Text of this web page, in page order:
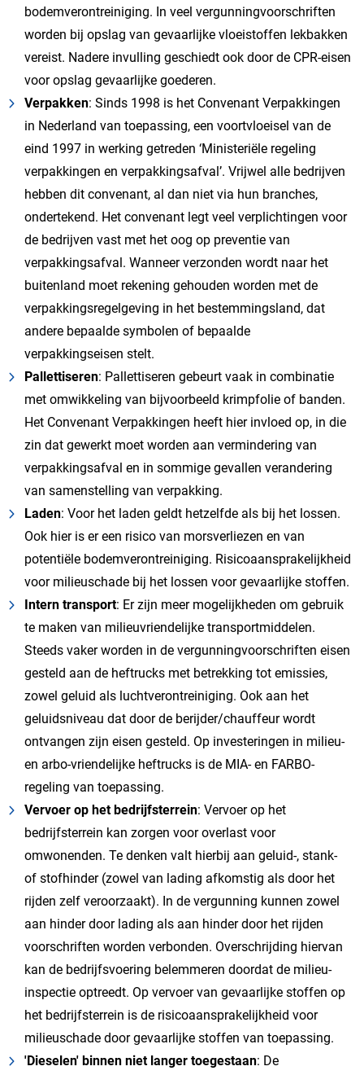
bodemverontreiniging. In veel vergunningvoorschriften
worden bij opslag van gevaarlijke vloeistoffen lekbakken
vereist. Nadere invulling geschiedt ook door de CPR-eisen
voor opslag gevaarlijke goederen.
Verpakken: Sinds 1998 is het Convenant Verpakkingen
in Nederland van toepassing, een voortvloeisel van de
eind 1997 in werking getreden ‘Ministeriële regeling
verpakkingen en verpakkingsafval’. Vrijwel alle bedrijven
hebben dit convenant, al dan niet via hun branches,
ondertekend. Het convenant legt veel verplichtingen voor
de bedrijven vast met het oog op preventie van
verpakkingsafval. Wanneer verzonden wordt naar het
buitenland moet rekening gehouden worden met de
verpakkingsregelgeving in het bestemmingsland, dat
andere bepaalde symbolen of bepaalde
verpakkingseisen stelt.
Pallettiseren: Pallettiseren gebeurt vaak in combinatie
met omwikkeling van bijvoorbeeld krimpfolie of banden.
Het Convenant Verpakkingen heeft hier invloed op, in die
zin dat gewerkt moet worden aan vermindering van
verpakkingsafval en in sommige gevallen verandering
van samenstelling van verpakking.
Laden: Voor het laden geldt hetzelfde als bij het lossen.
Ook hier is er een risico van morsverliezen en van
potentiële bodemverontreiniging. Risicoaansprakelijkheid
voor milieuschade bij het lossen voor gevaarlijke stoffen.
Intern transport: Er zijn meer mogelijkheden om gebruik
te maken van milieuvriendelijke transportmiddelen.
Steeds vaker worden in de vergunningvoorschriften eisen
gesteld aan de heftrucks met betrekking tot emissies,
zowel geluid als luchtverontreiniging. Ook aan het
geluidsniveau dat door de berijder/chauffeur wordt
ontvangen zijn eisen gesteld. Op investeringen in milieu-
en arbo-vriendelijke heftrucks is de MIA- en FARBO-
regeling van toepassing.
Vervoer op het bedrijfsterrein: Vervoer op het
bedrijfsterrein kan zorgen voor overlast voor
omwonenden. Te denken valt hierbij aan geluid-, stank-
of stofhinder (zowel van lading afkomstig als door het
rijden zelf veroorzaakt). In de vergunning kunnen zowel
aan hinder door lading als aan hinder door het rijden
voorschriften worden verbonden. Overschrijding hiervan
kan de bedrijfsvoering belemmeren doordat de milieu-
inspectie optreedt. Op vervoer van gevaarlijke stoffen op
het bedrijfsterrein is de risicoaansprakelijkheid voor
milieuschade door gevaarlijke stoffen van toepassing.
'Dieselen' binnen niet langer toegestaan: De